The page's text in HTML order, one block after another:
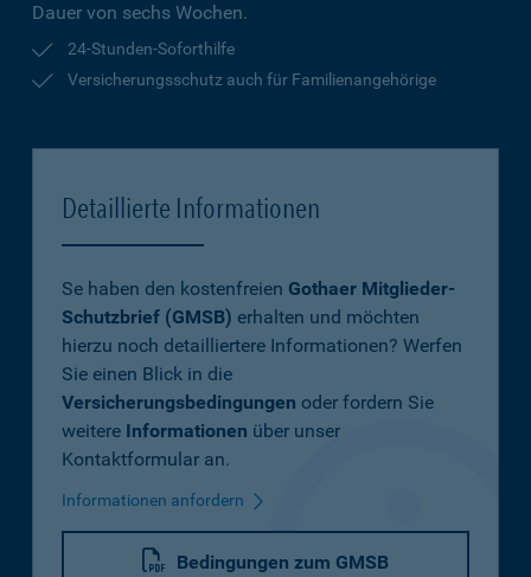
Dauer von sechs Wochen.
24-Stunden-Soforthilfe
Versicherungsschutz auch für Familienangehörige
Detaillierte Informationen
Se haben den kostenfreien Gothaer Mitglieder-
Schutzbrief (GMSB) erhalten und möchten
hierzu noch detailliertere Informationen? Werfen
Sie einen Blick in die
Versicherungsbedingungen oder fordern Sie
weitere Informationen über unser
Kontaktformular an.
Informationen anfordern
Bedingungen zum GMSB